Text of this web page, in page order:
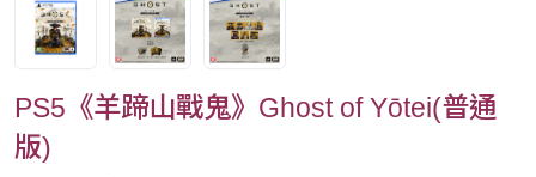
PS5《羊蹄山戰鬼》Ghost of Yōtei(普通
版)